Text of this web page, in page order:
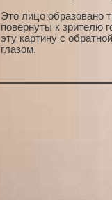
Это лицо образовано
повернуты к зрителю
эту картину с
глазом.